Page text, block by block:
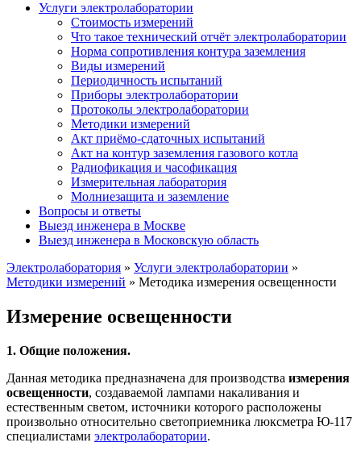
Услуги электролаборатории
Стоимость измерений
Что такое технический отчёт электролаборатории
Норма сопротивления контура заземления
Виды измерений
Периодичность испытаний
Приборы электролаборатории
Протоколы электролаборатории
Методики измерений
Акт приёмо-сдаточных испытаний
Акт на контур заземления газового котла
Радиофикация и часофикация
Измерительная лаборатория
Молниезащита и заземление
Вопросы и ответы
Выезд инженера в Москве
Выезд инженера в Московскую область
Электролаборатория » Услуги электролаборатории »
Методики измерений » Методика измерения освещенности
Измерение освещенности
1. Общие положения.
Данная методика предназначена для производства измерения
освещенности, создаваемой лампами накаливания и
естественным светом, источники которого расположены
произвольно относительно светоприемника люксметра Ю-117
специалистами электролаборатории.